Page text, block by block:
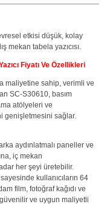
etkisi düşük, kolay
mekan tabela yazıcısı.
Fiyatı Ve Özellikleri
maliyetine sahip, verimli ve
SC-S30610, basım
atölyeleri ve
genişletmesini sağlar.
aydınlatmalı paneller ve
iç mekan
her şeyi üretebilir.
kullanıcıların 64
film, fotoğraf kağıdı ve
ve uygun maliyetli